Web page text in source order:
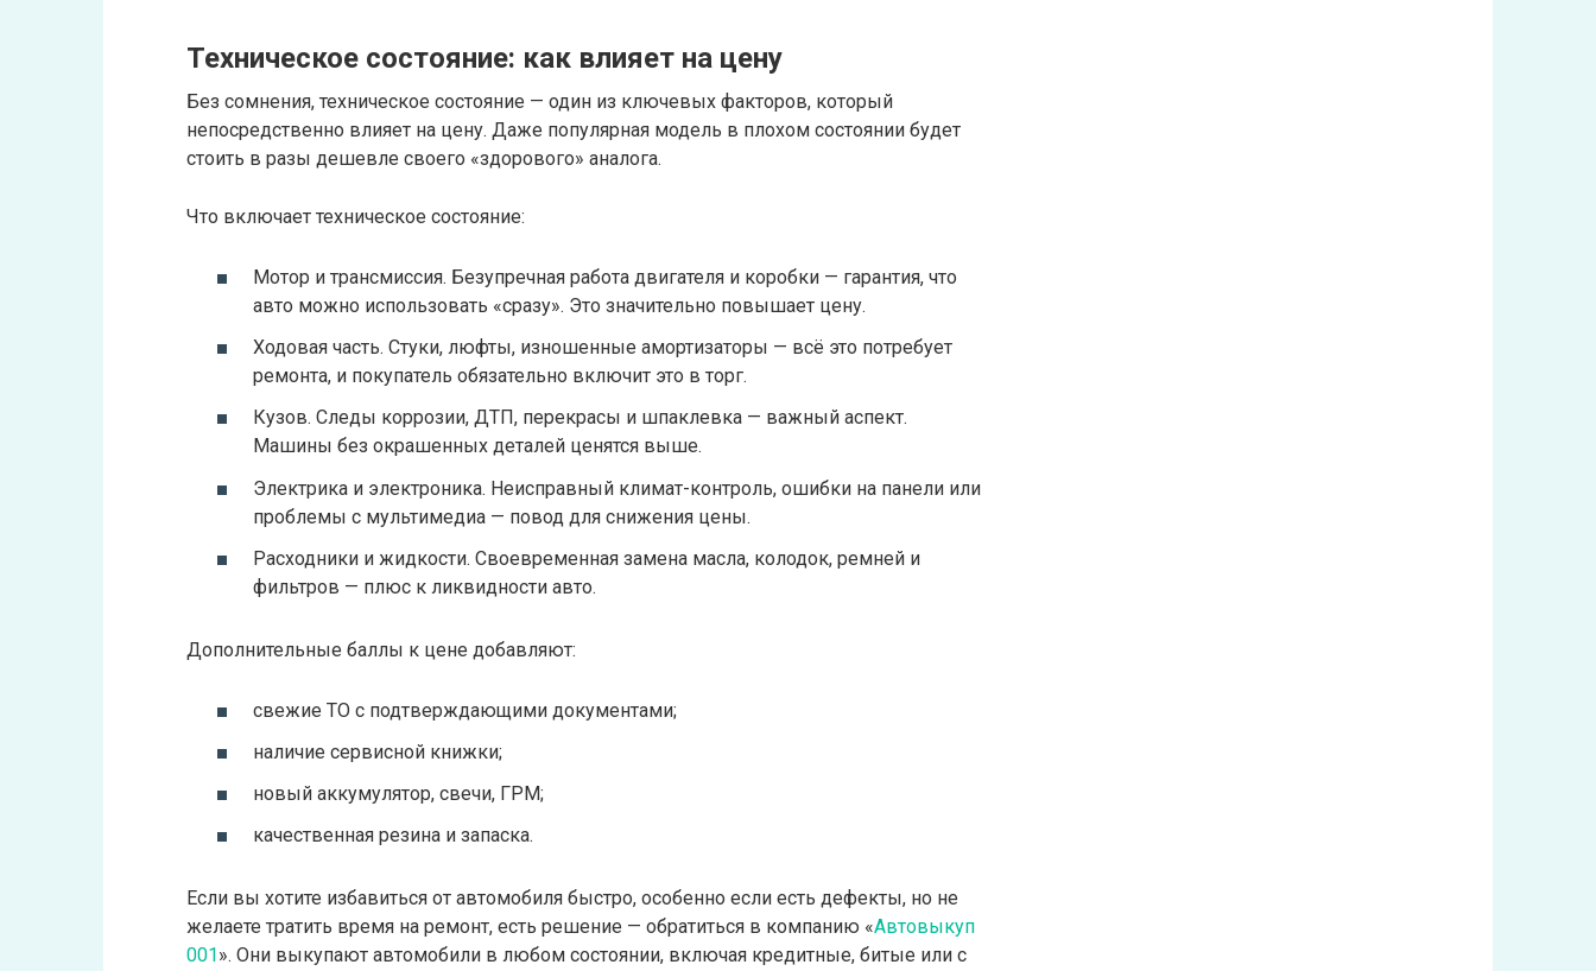
Техническое состояние: как влияет на цену
Без сомнения, техническое состояние — один из ключевых факторов, который
непосредственно влияет на цену. Даже популярная модель в плохом состоянии будет
стоить в разы дешевле своего «здорового» аналога.
Что включает техническое состояние:
Мотор и трансмиссия. Безупречная работа двигателя и коробки — гарантия, что
авто можно использовать «сразу». Это значительно повышает цену.
Ходовая часть. Стуки, люфты, изношенные амортизаторы — всё это потребует
ремонта, и покупатель обязательно включит это в торг.
Кузов. Следы коррозии, ДТП, перекрасы и шпаклевка — важный аспект.
Машины без окрашенных деталей ценятся выше.
Электрика и электроника. Неисправный климат-контроль, ошибки на панели или
проблемы с мультимедиа — повод для снижения цены.
Расходники и жидкости. Своевременная замена масла, колодок, ремней и
фильтров — плюс к ликвидности авто.
Дополнительные баллы к цене добавляют:
свежие ТО с подтверждающими документами;
наличие сервисной книжки;
новый аккумулятор, свечи, ГРМ;
качественная резина и запаска.
Если вы хотите избавиться от автомобиля быстро, особенно если есть дефекты, но не
желаете тратить время на ремонт, есть решение — обратиться в компанию «Автовыкуп
001 ». Они выкупают автомобили в любом состоянии, включая кредитные, битые или с